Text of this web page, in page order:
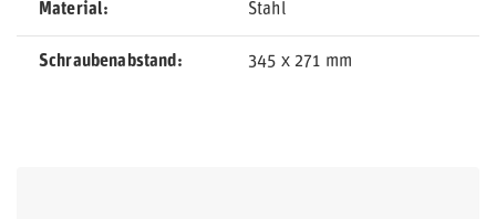
Material Stahl
Schraubenabstand 345 x 271 mm